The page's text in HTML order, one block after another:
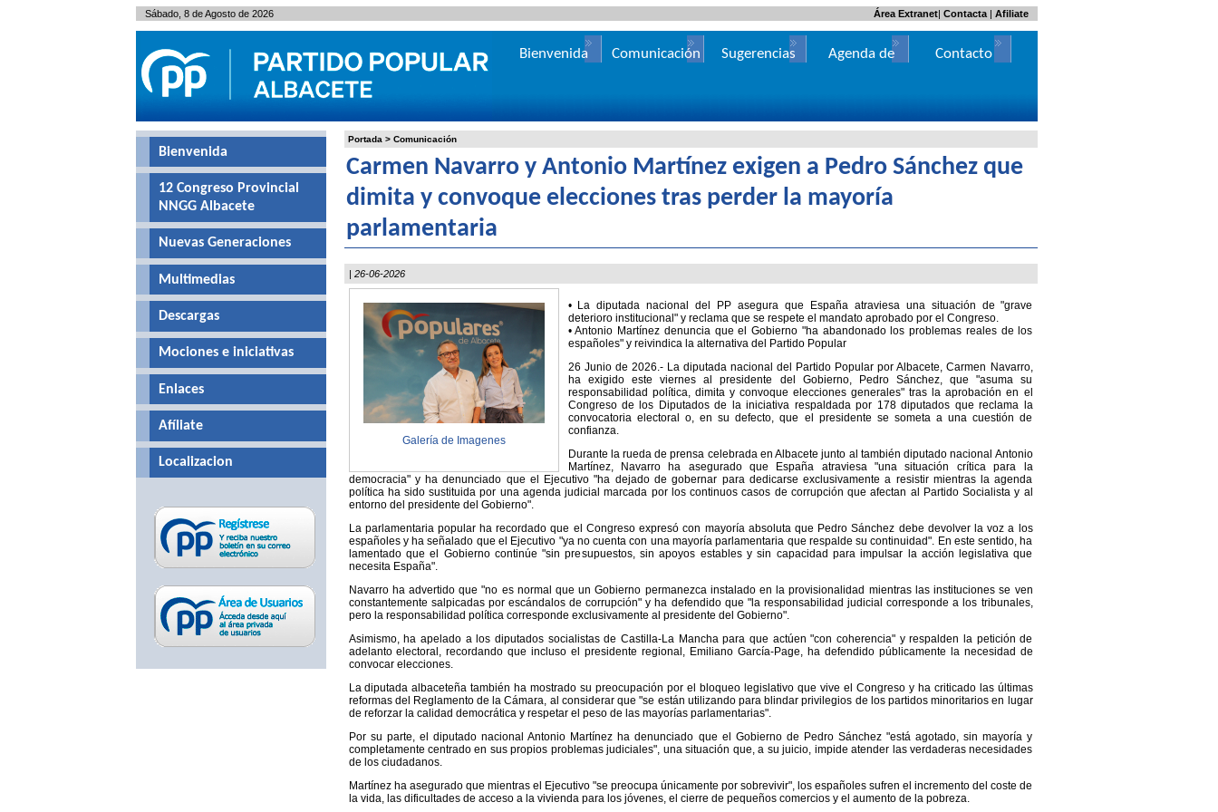
Portada > Comunicación
Carmen Navarro y Antonio Martínez exigen a Pedro Sánchez que
dimita y convoque elecciones tras perder la mayoría
parlamentaria
| 26-06-2026
Galería de Imagenes
• La diputada nacional del PP asegura que España atraviesa una situación de "grave
deterioro institucional" y reclama que se respete el mandato aprobado por el Congreso.
• Antonio Martínez denuncia que el Gobierno "ha abandonado los problemas reales de los
españoles" y reivindica la alternativa del Partido Popular
26 Junio de 2026.- La diputada nacional del Partido Popular por Albacete, Carmen Navarro,
ha exigido este viernes al presidente del Gobierno, Pedro Sánchez, que "asuma su
responsabilidad política, dimita y convoque elecciones generales" tras la aprobación en el
Congreso de los Diputados de la iniciativa respaldada por 178 diputados que reclama la
convocatoria electoral o, en su defecto, que el presidente se someta a una cuestión de
confianza.
Durante la rueda de prensa celebrada en Albacete junto al también diputado nacional Antonio
Martínez, Navarro ha asegurado que España atraviesa "una situación crítica para la
democracia" y ha denunciado que el Ejecutivo "ha dejado de gobernar para dedicarse exclusivamente a resistir mientras la agenda
política ha sido sustituida por una agenda judicial marcada por los continuos casos de corrupción que afectan al Partido Socialista y al
entorno del presidente del Gobierno".
La parlamentaria popular ha recordado que el Congreso expresó con mayoría absoluta que Pedro Sánchez debe devolver la voz a los
españoles y ha señalado que el Ejecutivo "ya no cuenta con una mayoría parlamentaria que respalde su continuidad". En este sentido, ha
lamentado que el Gobierno continúe "sin presupuestos, sin apoyos estables y sin capacidad para impulsar la acción legislativa que
necesita España".
Navarro ha advertido que "no es normal que un Gobierno permanezca instalado en la provisionalidad mientras las instituciones se ven
constantemente salpicadas por escándalos de corrupción" y ha defendido que "la responsabilidad judicial corresponde a los tribunales,
pero la responsabilidad política corresponde exclusivamente al presidente del Gobierno".
Asimismo, ha apelado a los diputados socialistas de Castilla-La Mancha para que actúen "con coherencia" y respalden la petición de
adelanto electoral, recordando que incluso el presidente regional, Emiliano García-Page, ha defendido públicamente la necesidad de
convocar elecciones.
La diputada albaceteña también ha mostrado su preocupación por el bloqueo legislativo que vive el Congreso y ha criticado las últimas
reformas del Reglamento de la Cámara, al considerar que "se están utilizando para blindar privilegios de los partidos minoritarios en lugar
de reforzar la calidad democrática y respetar el peso de las mayorías parlamentarias".
Por su parte, el diputado nacional Antonio Martínez ha denunciado que el Gobierno de Pedro Sánchez "está agotado, sin mayoría y
completamente centrado en sus propios problemas judiciales", una situación que, a su juicio, impide atender las verdaderas necesidades
de los ciudadanos.
Martínez ha asegurado que mientras el Ejecutivo "se preocupa únicamente por sobrevivir", los españoles sufren el incremento del coste de
la vida, las dificultades de acceso a la vivienda para los jóvenes, el cierre de pequeños comercios y el aumento de la pobreza.
Bienvenida
12 Congreso Provincial
NNGG Albacete
Nuevas Generaciones
Multimedias
Descargas
Mociones e iniciativas
Enlaces
Afíliate
Localizacion
Sábado, 8 de Agosto de 2026 | Contacta| Afiliate
Área Extranet
Bienvenida Comunicación Sugerencias
Agenda de
Contacto